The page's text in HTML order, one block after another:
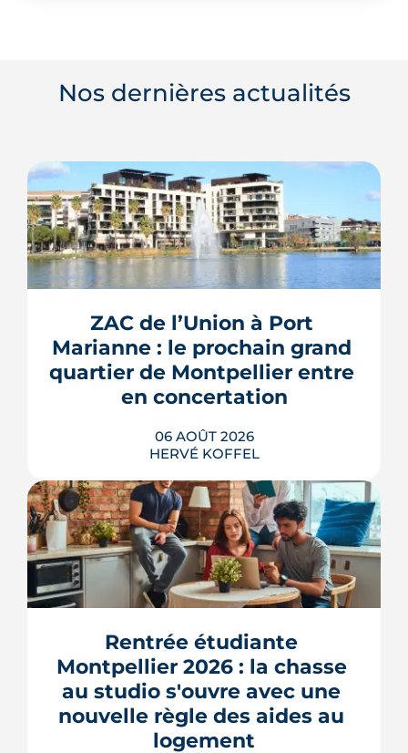
Nos dernières actualités
ZAC de l’Union à Port
Marianne : le prochain grand
quartier de Montpellier entre
en concertation
06 AOÛT 2026
HERVÉ KOFFEL
Montpellier prépare la dernière grande
pièce de Port Marianne. La ZAC de
l'Union, entrée dans une nouvelle
phase de concertation, veut
transformer un secteur sans identité en
quartier d'habitat.
LIRE L'ARTICLE
Rentrée étudiante
Montpellier 2026 : la chasse
au studio s'ouvre avec une
nouvelle règle des aides au
logement